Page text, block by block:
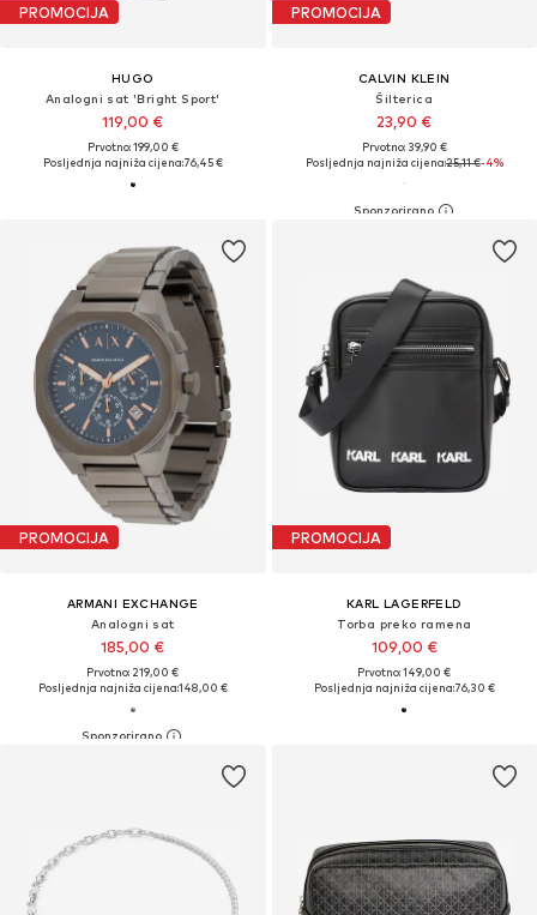
PROMOCIJA
HUGO
Analogni sat 'Bright Sport'
119,00 €
Prvotno: 199,00 €
Posljednja najniža cijena:76,45 €
PROMOCIJA
CALVIN KLEIN
Šilterica
23,90 €
Prvotno: 39,90 €
Posljednja najniža cijena:25,11 €-4%
PROMOCIJA
ARMANI EXCHANGE
Analogni sat
185,00 €
Prvotno: 219,00 €
Posljednja najniža cijena:148,00 €
PROMOCIJA
KARL LAGERFELD
Torba preko ramena
109,00 €
Prvotno: 149,00 €
Posljednja najniža cijena:76,30 €